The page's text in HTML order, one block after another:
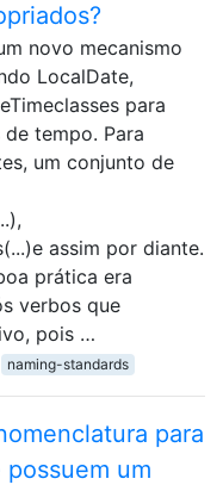
novo mecanismo
LocalDate,
para
tempo. Para
um conjunto de
assim por diante.
prática era
verbos que
pois …
naming-standards
para
um